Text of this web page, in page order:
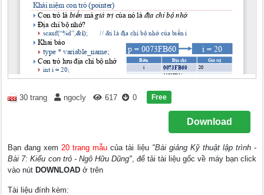
30 trang ngocly 617 0 Free
Download
Bạn đang xem20 trang mẫu của tài liệu "Bài giảng Kỹ thuật lập trình -
Bài 7: Kiểu con trỏ - Ngô Hữu Dũng", để tải tài liệu gốc về máy bạn click
vào nút DOWNLOAD ở trên
Tài liệu đính kèm: